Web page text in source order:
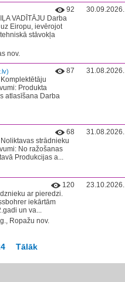
92
VADĪTĀJU Darba
Eiropu, ievērojot
stāvokļa
nov.
30.09.2026.
87
Produkta
atlasīšana Darba
31.08.2026.
68
strādnieku
No ražošanas
Produkcijas a...
31.08.2026.
120
ar pieredzi.
iekārtām
un va...
Ropažu nov.
23.10.2026.
Tālāk